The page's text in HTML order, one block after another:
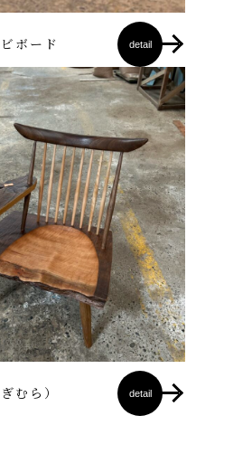
ボード detail
むら） detail